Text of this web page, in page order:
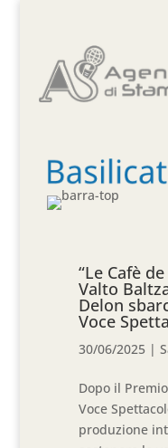
“Le Cafè
Valto
Delon
Voce
30/06/2025 |
Dopo il
Voce
produzione